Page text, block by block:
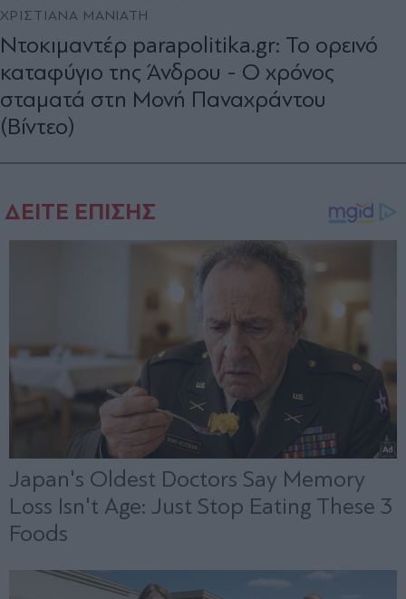
ΧΡΙΣΤΙΑΝΑ ΜΑΝΙΑΤΗ
Ντοκιμαντέρ parapolitika.gr: Το ορεινό
καταφύγιο της Άνδρου - Ο χρόνος
σταματά στη Μονή Παναχράντου
(Βίντεο)